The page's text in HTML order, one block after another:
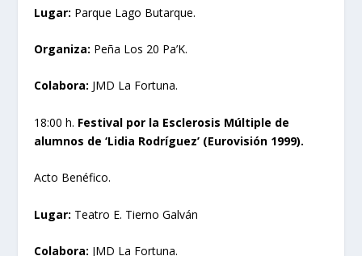
Lugar: Parque Lago Butarque.
Organiza: Peña Los 20 Pa’K.
Colabora: JMD La Fortuna.
18:00 h. Festival por la Esclerosis Múltiple de
alumnos de ‘Lidia Rodríguez’ (Eurovisión 1999).
Acto Benéfico.
Lugar: Teatro E. Tierno Galván
Colabora: JMD La Fortuna.